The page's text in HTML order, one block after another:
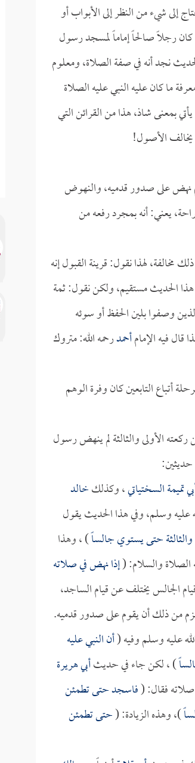
إلى شيء من النظر إلى الأبواب أو
رجلاً صالحاً إماماً لمسجد رسول
نجد أنه في صفة الصلاة، ومعلوم
ما كان عليه النبي عليه الصلاة
بمعنى شاذ، هذا من القرائن التي
يخالف الأصول!
نهض على صدور قدميه، والنهوض
يعني: أنه بمجرد رفعه من
مخالفة، لهذا نقول: قرينة القبول إنه
الحديث مستقيم، ولكن نقول: ثمة
وصفوا بلين الحفظ أو سوئه
قال فيه الإمامأحمدرحمه الله: متروك
أتباع التابعين كان وفرة الوهم
الأولى والثالثة لم ينهض رسول
تميمة السختياتي، وكذلكخالد
وسلم، وفي هذا الحديث يقول
حتى يستوي جالساً) ، وهذا
الصلاة والسلام: (إذا نهض في صلاته
الجالس يختلف عن قيام الساجد،
من ذلك أن يقوم على صدور قدميه.
عليه وسلم وفيه (أن النبي عليه
) ، لكن جاء في حديثأبي هريرة
فقال: (فاسجد حتى تطمئن
)، وهذه الزيادة: (حتى تطمئن